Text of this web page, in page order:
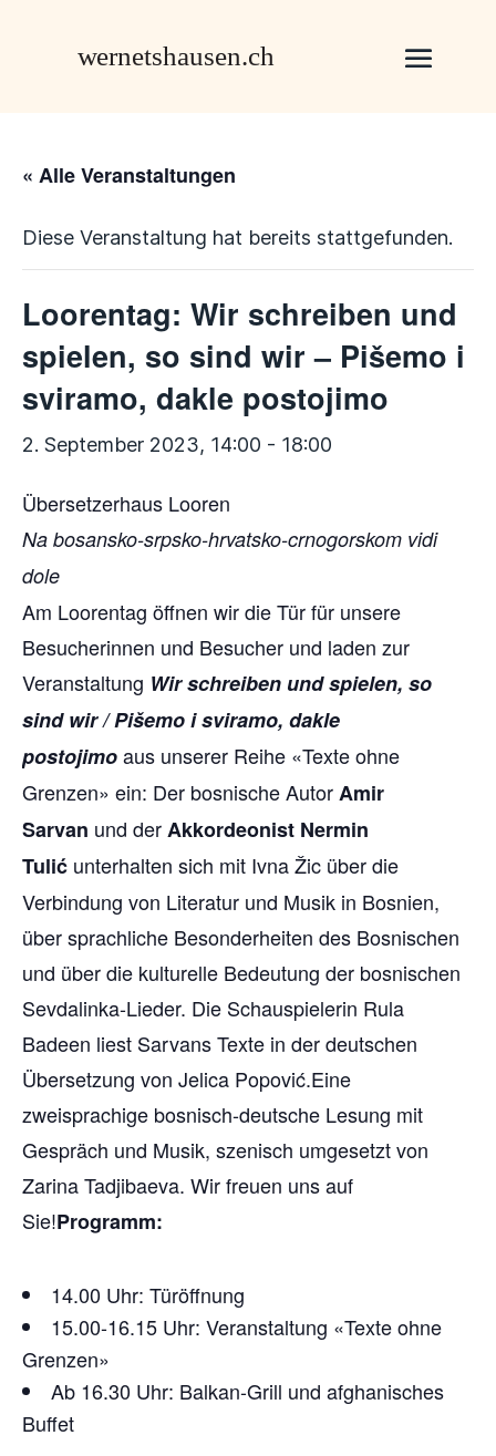
« Alle Veranstaltungen
Diese Veranstaltung hat bereits stattgefunden.
Loorentag: Wir schreiben und
spielen, so sind wir – Pišemo i
sviramo, dakle postojimo
2. September 2023, 14:00 - 18:00
Übersetzerhaus Looren
Na bosansko-srpsko-hrvatsko-crnogorskom vidi
dole
Am Loorentag öffnen wir die Tür für unsere
Besucherinnen und Besucher und laden zur
Veranstaltung Wir schreiben und spielen, so
sind wir / Pišemo i sviramo, dakle
postojimoaus unserer Reihe «Texte ohne
Grenzen» ein: Der bosnische AutorAmir
Sarvan und derAkkordeonist Nermin
Tulić unterhalten sich mit Ivna Žic über die
Verbindung von Literatur und Musik in Bosnien,
über sprachliche Besonderheiten des Bosnischen
und über die kulturelle Bedeutung der bosnischen
Sevdalinka-Lieder. Die Schauspielerin Rula
Badeen liest Sarvans Texte in der deutschen
Übersetzung von Jelica Popović.Eine
zweisprachige bosnisch-deutsche Lesung mit
Gespräch und Musik, szenisch umgesetzt von
Zarina Tadjibaeva. Wir freuen uns auf
Sie!Programm:
14.00 Uhr: Türöffnung
15.00-16.15 Uhr: Veranstaltung «Texte ohne
Grenzen»
Ab 16.30 Uhr: Balkan-Grill und afghanisches
Buffet